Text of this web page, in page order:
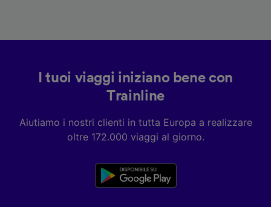
I tuoi viaggi iniziano bene con
Trainline
Aiutiamo i nostri clienti in tutta Europa a realizzare
oltre 172.000 viaggi al giorno.